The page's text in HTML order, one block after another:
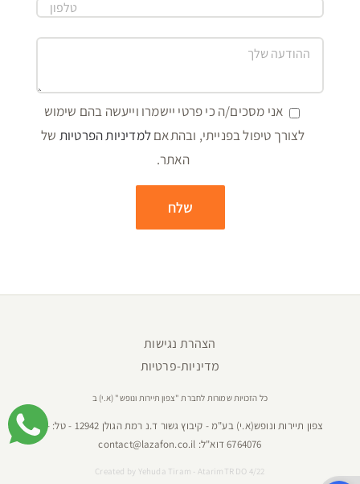
אני מסכים/ה כי פרטי יישמרו וייעשה בהם שימוש
לצורך טיפול בפנייתי, ובהתאםלמדיניות הפרטיות של
האתר.
הצהרת נגישות
מדיניות-פרטיות
כל הזכויות שמורות לחברת "צפון תיירות ונופש" (א.י) ב
צפון תיירות ונופש(א.י) בע"מ - קיבוץ גשור ד.נ רמת הגולן 12942 - טל:
04-
6764076דוא"ל: contact@lazafon.co.il
Created by Yehuda Tiram - AtarimTR DO 4/22